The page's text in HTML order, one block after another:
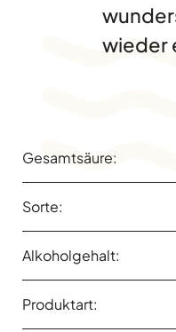
wieder
Gesamtsäure:
Sorte:
Alkoholgehalt:
Produktart: